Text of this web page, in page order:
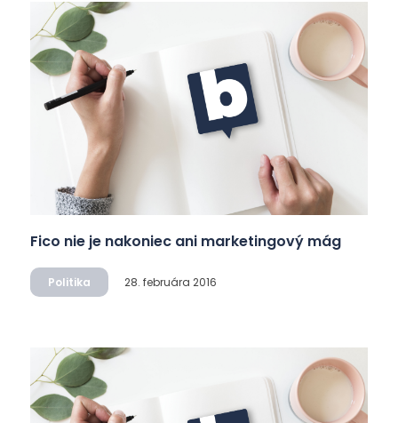
Fico nie je nakoniec ani marketingový mág
Politika 28. februára 2016